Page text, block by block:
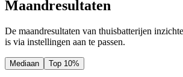
Maandresultaten
De maandresultaten van thuisbatterijen
is via instellingen aan te passen.
Mediaan Top 10%